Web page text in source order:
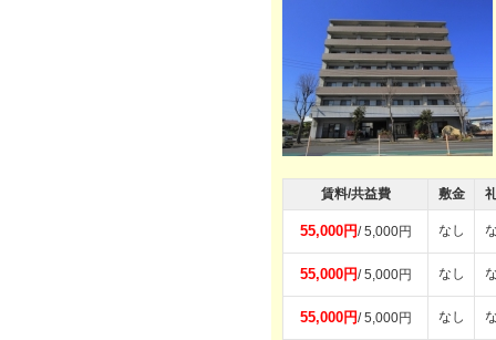
賃料/共益費 敷金
55,000円/ 5,000円 なし
55,000円/ 5,000円 なし
55,000円/ 5,000円 なし